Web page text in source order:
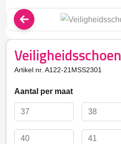
Artikel nr. A122-21MSS2301
Aantal per maat